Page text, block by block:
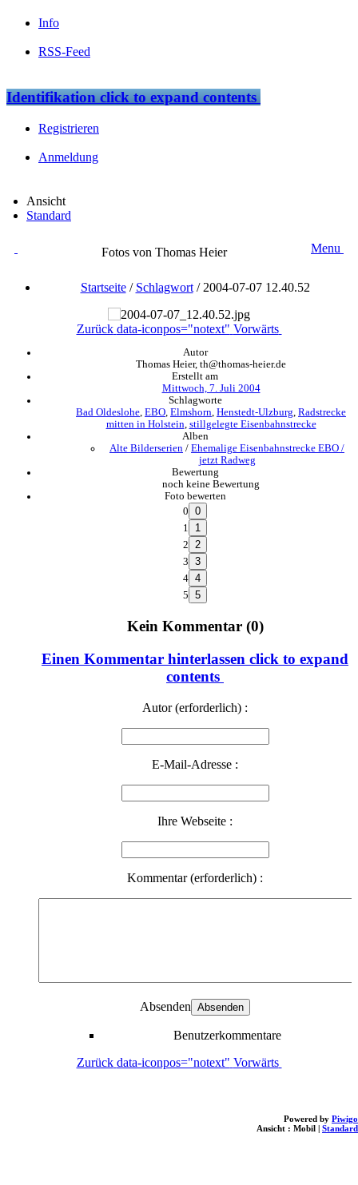
Info
RSS-Feed
Identifikationclick to expand contents
Registrieren
Anmeldung
Ansicht
Standard
Fotos von Thomas Heier Menu
Startseite/ Schlagwort / 2004-07-07 12.40.52
Zurück data-iconpos="notext" Vorwärts
Autor
Thomas Heier, th@thomas-heier.de
Erstellt am
Mittwoch, 7. Juli 2004
Schlagworte
Bad Oldeslohe EBO Elmshorn Henstedt-Ulzburg Radstrecke
mitten in Holstein stillgelegte Eisenbahnstrecke
Alben
Alte Bilderserien / Ehemalige Eisenbahnstrecke EBO /
jetzt Radweg
Bewertung
noch keine Bewertung
Foto bewerten
0
1
2
3
4
5
Kein Kommentar (0)
Einen Kommentar hinterlassen click to expand
contents
Autor (erforderlich) :
E-Mail-Adresse :
Ihre Webseite :
Kommentar (erforderlich) :
Absenden
Benutzerkommentare
Zurück data-iconpos="notext" Vorwärts
Powered by Piwigo
Ansicht : Mobil | Standard